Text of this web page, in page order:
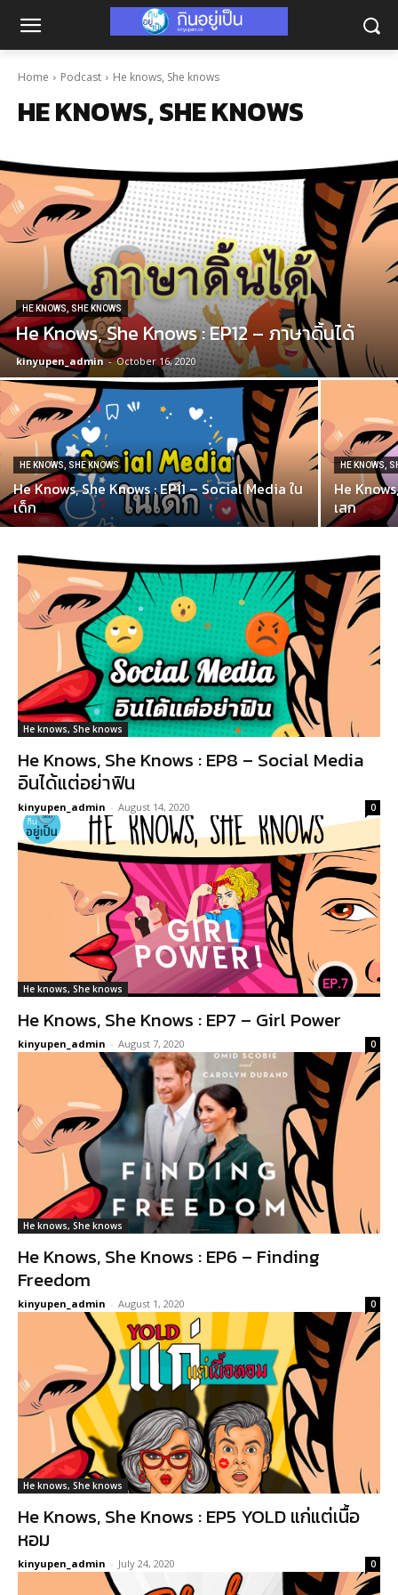
Home Podcast He knows, She knows
HE KNOWS, SHE KNOWS
HE KNOWS, SHE KNOWS
He Knows, She Knows : EP12 – ภาษาดิ้นได้
kinyupen_admin - October 16, 2020
HE KNOWS, SHE KNOWS
He Knows, She Knows : EP11 – Social Media ใน
เด็ก
HE KNOWS,
He
เสก
He knows, She knows
He Knows, She Knows : EP8 – Social Media
อินได้แต่อย่าฟิน
kinyupen_admin - August 14, 2020 0
He knows, She knows
He Knows, She Knows : EP7 – Girl Power
kinyupen_admin - August 7, 2020 0
He knows, She knows
He Knows, She Knows : EP6 – Finding
Freedom
kinyupen_admin - August 1, 2020 0
He knows, She knows
He Knows, She Knows : EP5 YOLD แก่แต่เนื้อ
หอม
kinyupen_admin - July 24, 2020 0